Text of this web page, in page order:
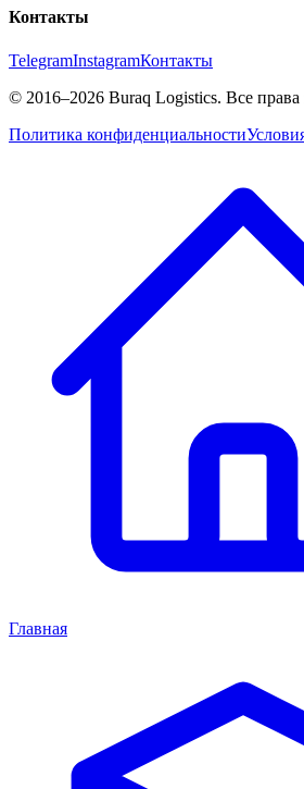
Контакты
TelegramInstagramКонтакты
© 2016–2026 Buraq Logistics. Все
Политика конфиденциальности
Главная